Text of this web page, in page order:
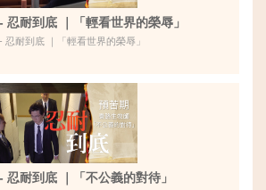
耐到底 ｜「輕看世界的榮辱」
耐到底 ｜「輕看世界的榮辱」
耐到底 ｜「不公義的對待」